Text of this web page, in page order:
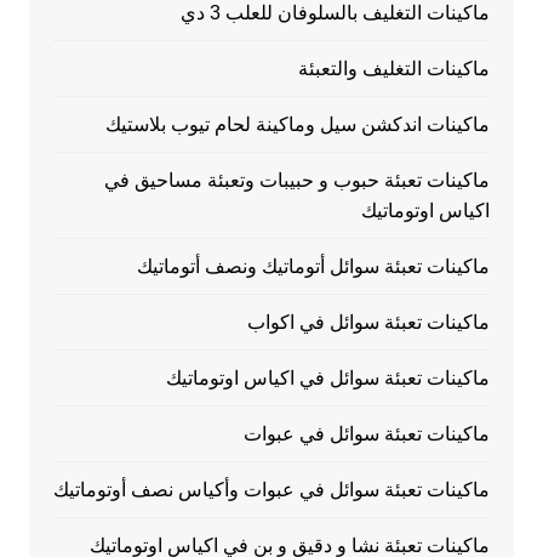
ماكينات التغليف بالسلوفان للعلب 3 دي
ماكينات التغليف والتعبئة
ماكينات اندكشن سيل وماكينة لحام تيوب بلاستيك
ماكينات تعبئة حبوب و حبيبات وتعبئة مساحيق في
اكياس اوتوماتيك
ماكينات تعبئة سوائل أتوماتيك ونصف أتوماتيك
ماكينات تعبئة سوائل في اكواب
ماكينات تعبئة سوائل في اكياس اوتوماتيك
ماكينات تعبئة سوائل في عبوات
ماكينات تعبئة سوائل في عبوات وأكياس نصف أوتوماتيك
ماكينات تعبئة نشا و دقيق و بن في اكياس اوتوماتيك